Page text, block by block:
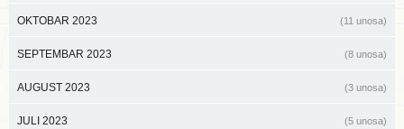
OKTOBAR 2023 (11 unosa)
SEPTEMBAR 2023 (8 unosa)
AUGUST 2023 (3 unosa)
JULI 2023 (5 unosa)